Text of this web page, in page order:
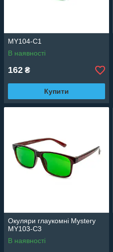
MY104-C1
В наявності
162 ₴
Купити
Окуляри глаукомні Mystery
MY103-C3
В наявності